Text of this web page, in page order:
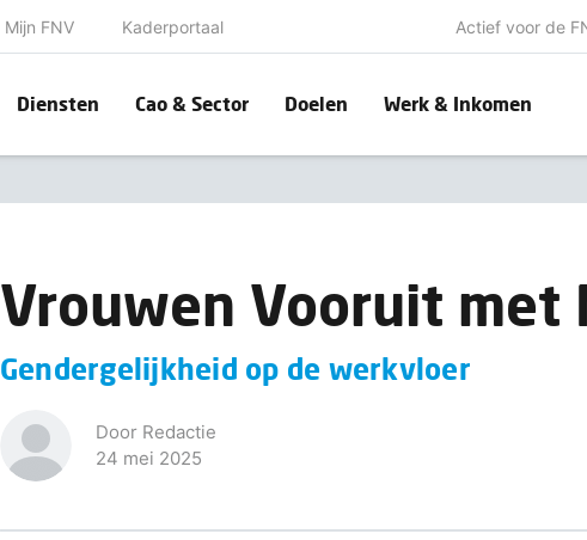
Mijn FNV Kaderportaal Actief voor de
Diensten Cao & Sector Doelen Werk & Inkomen
Vrouwen Vooruit met
Gendergelijkheid op de werkvloer
Door Redactie
24 mei 2025